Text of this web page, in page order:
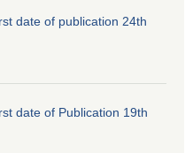
date of publication 24th
date of Publication 19th